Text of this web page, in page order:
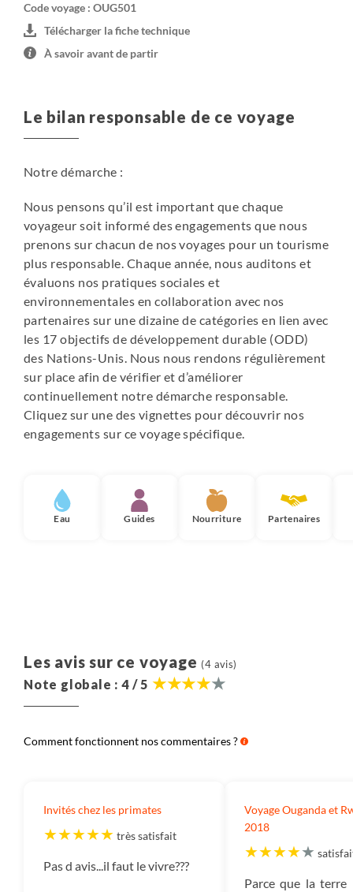
Code voyage : OUG501
Télécharger la fiche technique
À savoir avant de partir
Le bilan responsable de ce voyage
Notre démarche :
Nous pensons qu’il est important que chaque
voyageur soit informé des engagements que nous
prenons sur chacun de nos voyages pour un tourisme
plus responsable. Chaque année, nous auditons et
évaluons nos pratiques sociales et
environnementales en collaboration avec nos
partenaires sur une dizaine de catégories en lien avec
les 17 objectifs de développement durable (ODD)
des Nations-Unis. Nous nous rendons régulièrement
sur place afin de vérifier et d’améliorer
continuellement notre démarche responsable.
Cliquez sur une des vignettes pour découvrir nos
engagements sur ce voyage spécifique.
Eau Guides Nourriture Partenaires
Les avis sur ce voyage (4 avis)
Note globale : 4 / 5
Comment fonctionnent nos commentaires ?
Invités chez les primates
très satisfait
Pas d avis...il faut le vivre???
Voyage Ouganda et
2018
Parce que la terre